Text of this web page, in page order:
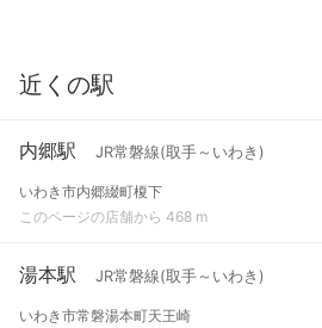
近くの駅
内郷駅 JR常磐線(取手～いわき)
いわき市内郷綴町榎下
このページの店舗から 468 m
湯本駅 JR常磐線(取手～いわき)
いわき市常磐湯本町天王崎